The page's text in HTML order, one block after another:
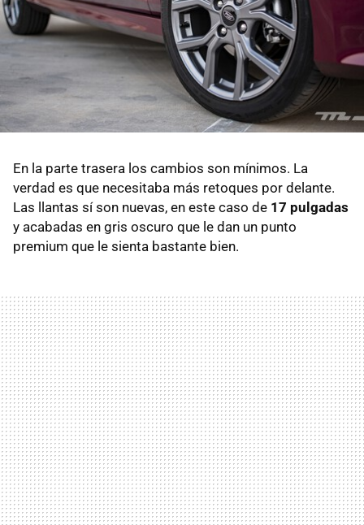
En la parte trasera los cambios son mínimos. La
verdad es que necesitaba más retoques por delante.
Las llantas sí son nuevas, en este caso de 17 pulgadas
y acabadas en gris oscuro que le dan un punto
premium que le sienta bastante bien.